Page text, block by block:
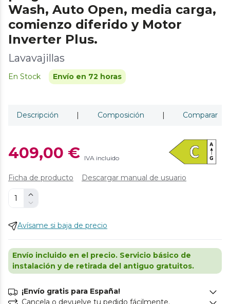
Wash, Auto Open, media carga,
comienzo diferido y Motor
Inverter Plus.
Lavavajillas
En Stock Envío en 72 horas
Descripción | Composición | Comparar
409,00 € IVA incluido
Ficha de producto Descargar manual de usuario
Avísame si baja de precio
Envío incluido en el precio. Servicio básico de
instalación y de retirada del antiguo gratuitos.
¡Envío gratis para España!
Cancela o devuelve tu pedido fácilmente.